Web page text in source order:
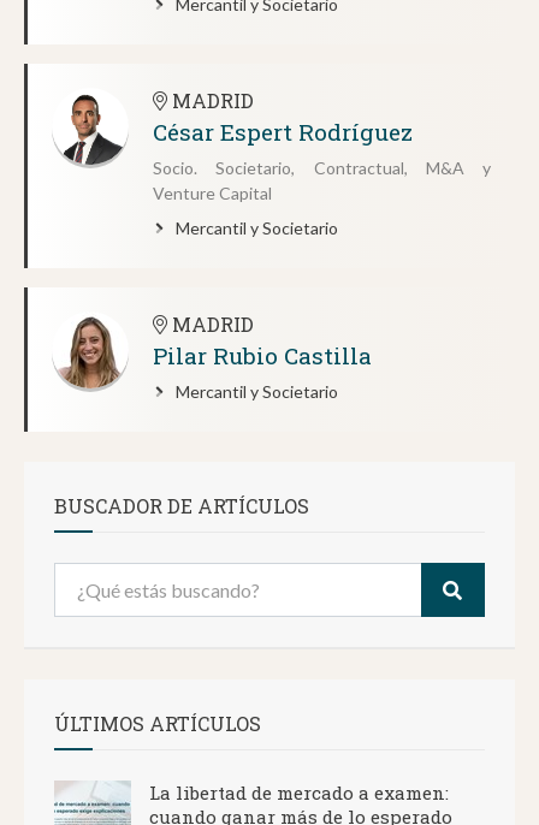
Mercantil y Societario
MADRID
César Espert Rodríguez
Socio. Societario, Contractual, M&A y
Venture Capital
Mercantil y Societario
MADRID
Pilar Rubio Castilla
Mercantil y Societario
BUSCADOR DE ARTÍCULOS
ÚLTIMOS ARTÍCULOS
La libertad de mercado a examen:
cuando ganar más de lo esperado